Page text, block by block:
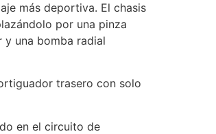
más deportiva. El chasis
por una pinza
una bomba radial
trasero con solo
en el circuito de